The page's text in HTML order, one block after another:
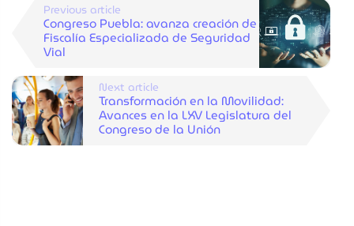
Previous article
Congreso Puebla: avanza creación de
Fiscalía Especializada de Seguridad
Vial
Next article
Transformación en la Movilidad:
Avances en la LXV Legislatura del
Congreso de la Unión